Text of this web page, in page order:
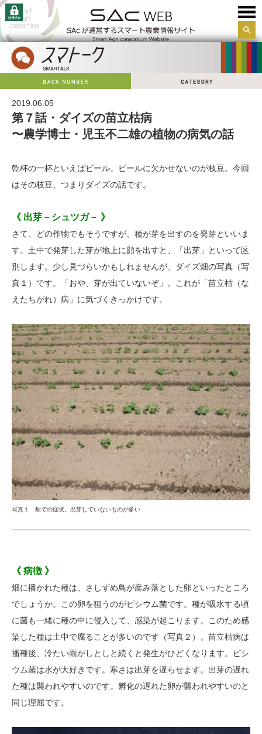
サイ
2019.06.05
第７話・ダイズの苗立枯病
〜農学博士・児玉不二雄の植物の病気の話
乾杯の一杯といえばビール。ビールに欠かせないのが枝豆。今回
はその枝豆、つまりダイズの話です。
《 出芽－シュツガ－ 》
さて、どの作物でもそうですが、種が芽を出すのを発芽といいま
す。土中で発芽した芽が地上に顔を出すと、「出芽」といって区
別します。少し見づらいかもしれませんが、ダイズ畑の写真（写
真１）です。「おや、芽が出ていないぞ」。これが「苗立枯（な
えたちがれ）病」に気づくきっかけです。
写真１ 畑での症状。出芽していないものが多い
《 病徴 》
畑に播かれた種は、さしずめ鳥が産み落とした卵といったところ
でしょうか。この卵を狙うのがピシウム菌です。種が吸水する頃
に菌も一緒に種の中に侵入して、感染が起こります。このため感
染した種は土中で腐ることが多いのです（写真２）。苗立枯病は
播種後、冷たい雨がしとしと続くと発生がひどくなります。ピシ
ウム菌は水が大好きです。寒さは出芽を遅らせます。出芽の遅れ
た種は襲われやすいのです。孵化の遅れた卵が襲われやすいのと
同じ理屈です。